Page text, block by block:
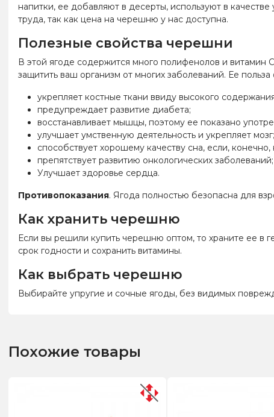
напитки, ее добавляют в десерты, используют в
труда, так как цена на черешню у нас доступна.
Полезные свойства черешни
В этой ягоде содержится много полифенолов и витамин
защитить ваш организм от многих заболеваний. Ее польза
укрепляет костные ткани ввиду высокого
предупреждает развитие диабета;
восстанавливает мышцы, поэтому ее показано
улучшает умственную деятельность и укрепляет мозг;
способствует хорошему качеству сна, если,
препятствует развитию онкологических заболеваний;
Улучшает здоровье сердца.
Противопоказания. Ягода полностью безопасна для
Как хранить черешню
Если вы решили купить черешню оптом, то храните ее в
срок годности и сохранить витамины.
Как выбрать черешню
Выбирайте упругие и сочные ягоды, без видимых
Похожие товары